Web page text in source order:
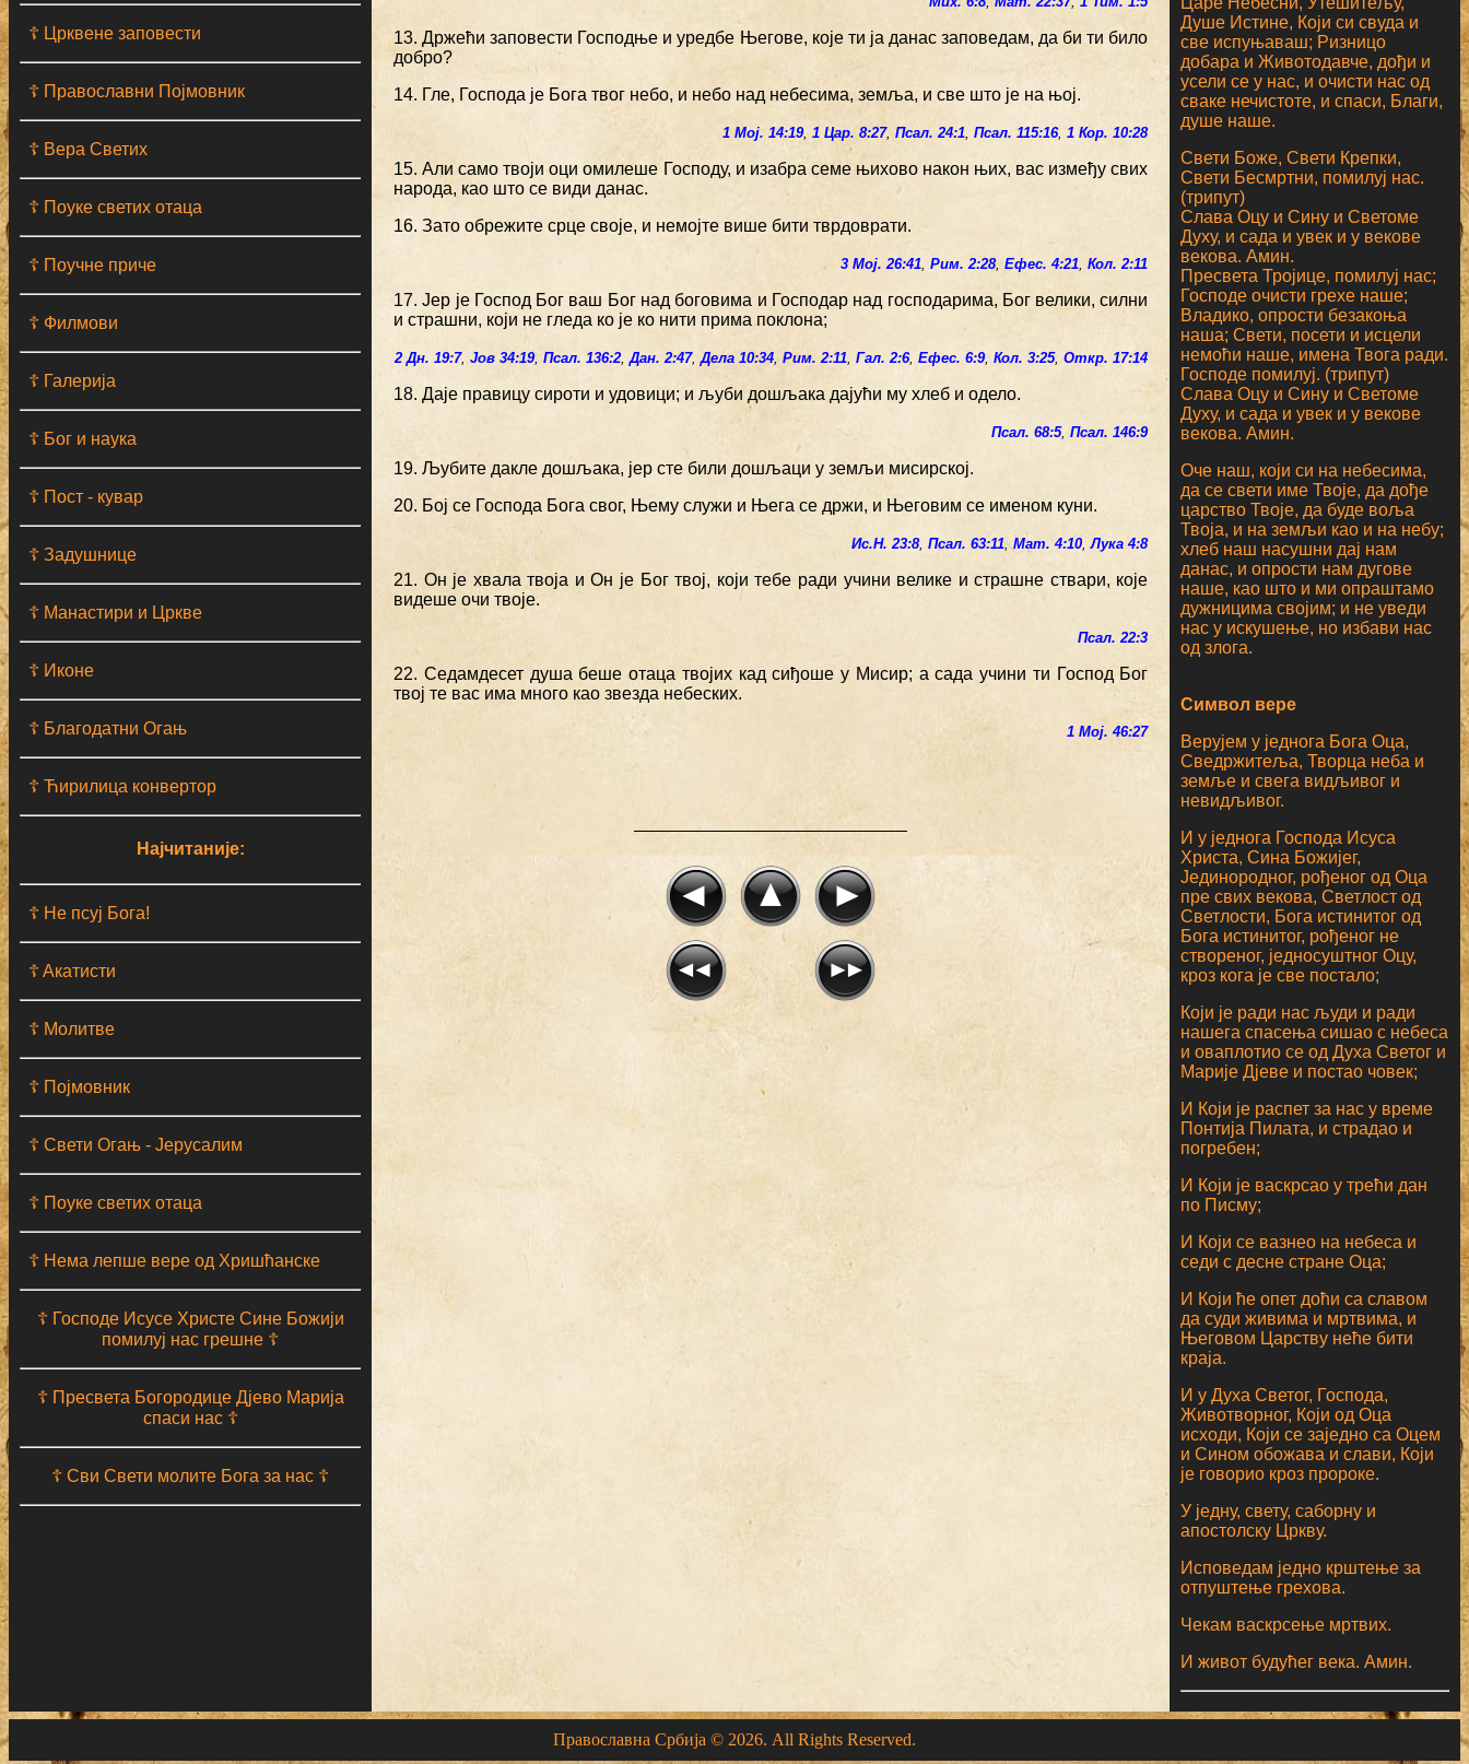
☦ Црквене заповести
☦ Православни Појмовник
☦ Вера Светих
☦ Поуке светих отаца
☦ Поучне приче
☦ Филмови
☦ Галерија
☦ Бог и наука
☦ Пост - кувар
☦ Задушнице
☦ Манастири и Цркве
☦ Иконе
☦ Благодатни Огањ
☦ Ћирилица конвертор
Најчитаније:
☦ Не псуј Бога!
☦ Aкатисти
☦ Молитве
☦ Појмовник
☦ Свети Огањ - Јерусалим
☦ Поуке светих отаца
☦ Нема лепше вере од Хришћанске
☦ Господе Исусе Христе Сине Божији
помилуј нас грешне ☦
☦ Пресвета Богородице Дјево Марија
спаси нас ☦
☦ Сви Свети молите Бога за нас ☦
13. Држећи заповести Господње и уредбе Његове, које ти ја данас заповедам, да би ти било
добро?
14. Гле, Господа је Бога твог небо, и небо над небесима, земља, и све што је на њој.
1 Мој. 14:19,1 Цар. 8:27,Псал. 24:1,Псал. 115:16,1 Кор. 10:28
15. Али само твоји оци омилеше Господу, и изабра семе њихово након њих, вас између свих
народа, као што се види данас.
16. Зато обрежите срце своје, и немојте више бити тврдоврати.
3 Мој. 26:41,Рим. 2:28,Ефес. 4:21,Кол. 2:11
17. Јер је Господ Бог ваш Бог над боговима и Господар над господарима, Бог велики, силни
и страшни, који не гледа ко је ко нити прима поклона;
2 Дн. 19:7,Јов 34:19,Псал. 136:2,Дан. 2:47,Дела 10:34,Рим. 2:11,Гал. 2:6,Ефес. 6:9,Кол. 3:25,Откр. 17:14
18. Даје правицу сироти и удовици; и љуби дошљака дајући му хлеб и одело.
Псал. 68:5,Псал. 146:9
19. Љубите дакле дошљака, јер сте били дошљаци у земљи мисирској.
20. Бој се Господа Бога свог, Њему служи и Њега се држи, и Његовим се именом куни.
Ис.Н. 23:8,Псал. 63:11,Мат. 4:10,Лука 4:8
21. Он је хвала твоја и Он је Бог твој, који тебе ради учини велике и страшне ствари, које
видеше очи твоје.
Псал. 22:3
22. Седамдесет душа беше отаца твојих кад сиђоше у Мисир; а сада учини ти Господ Бог
твој те вас има много као звезда небеских.
1 Мој. 46:27
Душе Истине, Који си свуда и
све испуњаваш; Ризницо
добара и Животодавче, дођи и
усели се у нас, и очисти нас од
сваке нечистоте, и спаси, Благи,
душе наше.
Свети Боже, Свети Крепки,
Свети Бесмртни, помилуј нас.
(трипут)
Слава Оцу и Сину и Светоме
Духу, и сада и увек и у векове
векова. Амин.
Пресвета Тројице, помилуј нас;
Господе очисти грехе наше;
Владико, опрости безакоња
наша; Свети, посети и исцели
немоћи наше, имена Твога ради.
Господе помилуј. (трипут)
Слава Оцу и Сину и Светоме
Духу, и сада и увек и у векове
векова. Амин.
Оче наш, који си на небесима,
да се свети име Твоје, да дође
царство Твоје, да буде воља
Твоја, и на земљи као и на небу;
хлеб наш насушни дај нам
данас, и опрости нам дугове
наше, као што и ми опраштамо
дужницима својим; и не уведи
нас у искушење, но избави нас
од злога.
Символ вере
Верујем у једнога Бога Оца,
Сведржитеља, Творца неба и
земље и свега видљивог и
невидљивог.
И у једнога Господа Исуса
Христа, Сина Божијег,
Јединородног, рођеног од Оца
пре свих векова, Светлост од
Светлости, Бога истинитог од
Бога истинитог, рођеног не
створеног, једносуштног Оцу,
кроз кога је све постало;
Који је ради нас људи и ради
нашега спасења сишао с небеса
и оваплотио се од Духа Светог и
Марије Дјеве и постао човек;
И Који је распет за нас у време
Понтија Пилата, и страдао и
погребен;
И Који је васкрсао у трећи дан
по Писму;
И Који се вазнео на небеса и
седи с десне стране Оца;
И Који ће опет доћи са славом
да суди живима и мртвима, и
Његовом Царству неће бити
краја.
И у Духа Светог, Господа,
Животворног, Који од Оца
исходи, Који се заједно са Оцем
и Сином обожава и слави, Који
је говорио кроз пророке.
У једну, свету, саборну и
апостолску Цркву.
Исповедам једно крштење за
отпуштење грехова.
Чекам васкрсење мртвих.
И живот будућег века. Амин.
Православна Србија © 2026. All Rights Reserved.